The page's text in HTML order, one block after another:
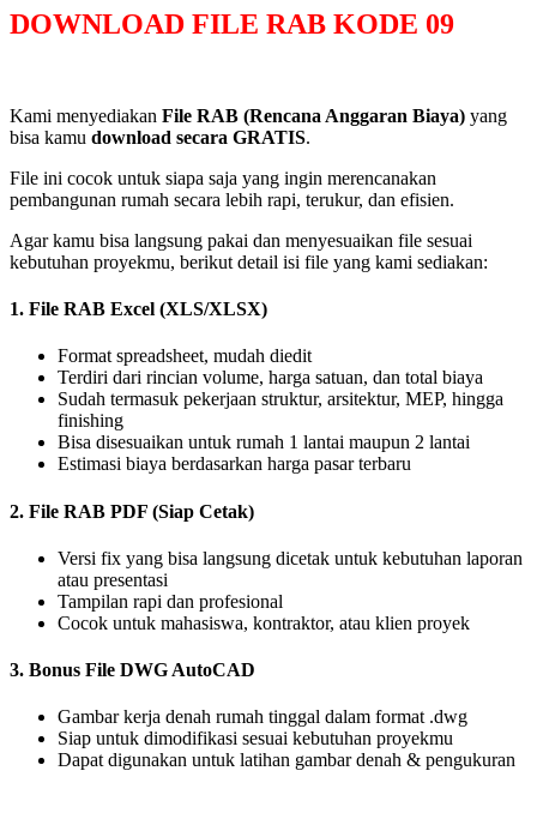
DOWNLOAD FILE RAB KODE 09
Kami menyediakan File RAB (Rencana Anggaran Biaya) yang
bisa kamu download secara GRATIS.
File ini cocok untuk siapa saja yang ingin merencanakan
pembangunan rumah secara lebih rapi, terukur, dan efisien.
Agar kamu bisa langsung pakai dan menyesuaikan file sesuai
kebutuhan proyekmu, berikut detail isi file yang kami sediakan:
1. File RAB Excel (XLS/XLSX)
Format spreadsheet, mudah diedit
Terdiri dari rincian volume, harga satuan, dan total biaya
Sudah termasuk pekerjaan struktur, arsitektur, MEP, hingga
finishing
Bisa disesuaikan untuk rumah 1 lantai maupun 2 lantai
Estimasi biaya berdasarkan harga pasar terbaru
2. File RAB PDF (Siap Cetak)
Versi fix yang bisa langsung dicetak untuk kebutuhan laporan
atau presentasi
Tampilan rapi dan profesional
Cocok untuk mahasiswa, kontraktor, atau klien proyek
3. Bonus File DWG AutoCAD
Gambar kerja denah rumah tinggal dalam format .dwg
Siap untuk dimodifikasi sesuai kebutuhan proyekmu
Dapat digunakan untuk latihan gambar denah & pengukuran